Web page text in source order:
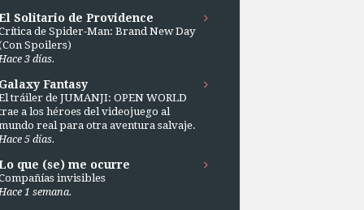
Solitario de Providence
de Spider-Man: Brand New Day
Spoilers)
3 días.
Fantasy
tráiler de JUMANJI: OPEN WORLD
a los héroes del videojuego al
real para otra aventura salvaje.
5 días.
que (se) me ocurre
invisibles
1 semana.